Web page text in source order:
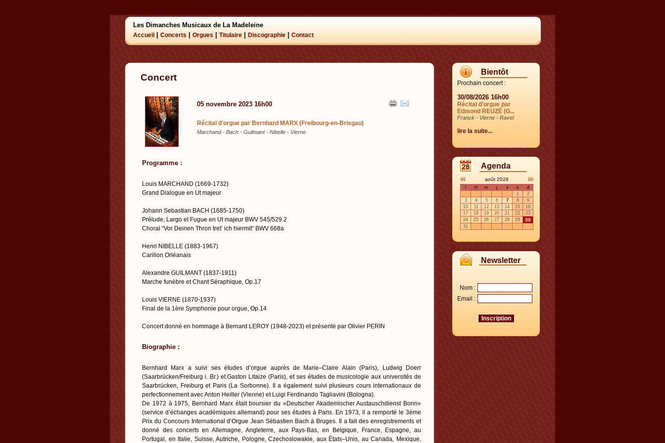
Les Dimanches Musicaux de La Madeleine
Accueil Concerts Orgues Titulaire Discographie Contact
Concert
05 novembre 2023 16h00
Récital d'orgue par Bernhard MARX (Freibourg-en-Brisgau)
Marchand - Bach - Guilmant - Nibelle - Vierne
Programme :
Louis MARCHAND (1669-1732)
Grand Dialogue en Ut majeur
Johann Sebastian BACH (1685-1750)
Prélude, Largo et Fugue en Ut majeur BWV 545/529.2
Choral “Vor Deinen Thron tret‘ ich hiermit“ BWV 668a
Henri NIBELLE (1883-1967)
Carillon Orléanais
Alexandre GUILMANT (1837-1911)
Marche funèbre et Chant Séraphique, Op.17
Louis VIERNE (1870-1937)
Final de la 1ère Symphonie pour orgue, Op.14
Concert donné en hommage à Bernard LEROY (1948-2023) et présenté par Olivier PERIN
Biographie :
Bernhard Marx a suivi ses études d’orgue auprès de Marie–Claire Alain (Paris), Ludwig Doerr
(Saarbrücken/Freiburg i. Br.) et Gaston Litaize (Paris), et ses études de musicologie aux universités de
Saarbrücken, Freiburg et Paris (La Sorbonne). Il a également suivi plusieurs cours internationaux de
perfectionnement avec Anton Heiller (Vienne) et Luigi Ferdinando Tagliavini (Bologna).
De 1972 à 1975, Bernhard Marx était boursier du «Deutscher Akademischer Austauschdienst Bonn»
(service d’échanges académiques allemand) pour ses études à Paris. En 1973, il a remporté le 3ème
Prix du Concours International d’Orgue Jean Sébastien Bach à Bruges. Il a fait des enregistrements et
donné des concerts en Allemagne, Angleterre, aux Pays-Bas, en Belgique, France, Espagne, au
Portugal, en Italie, Suisse, Autriche, Pologne, Czechoslowakie, aux États–Unis, au Canada, Mexique,
Bientôt
Prochain concert :
30/08/2026 16h00
Récital d'orgue par
Edmond REUZÉ (G...
Franck - Vierne - Ravel
lire la suite...
Agenda
août 2026
m m j v s
d
1
2
3
4 5 6 7 8
9
10
11 12 13 14 15
16
17
18 19 20 21 22
23
24
25 26 27 28 29 30
31
Newsletter
Nom :
Email :